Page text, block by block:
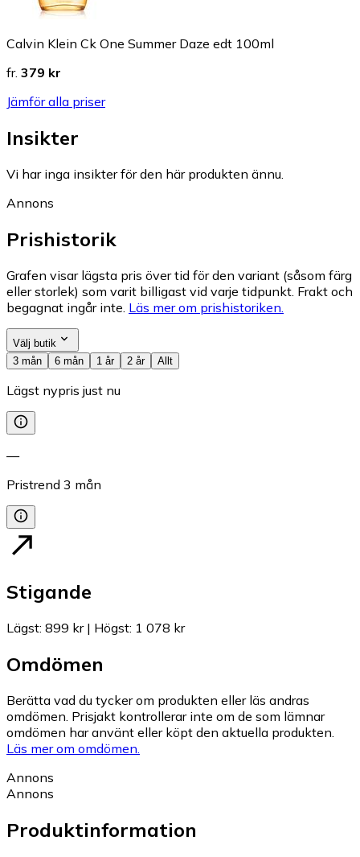
Calvin Klein Ck One Summer Daze edt 100ml
fr. 379 kr
Jämför alla priser
Insikter
Vi har inga insikter för den här produkten ännu.
Annons
Prishistorik
Grafen visar lägsta pris över tid för den variant (såsom färg
eller storlek) som varit billigast vid varje tidpunkt. Frakt och
begagnat ingår inte. Läs mer om prishistoriken.
Välj butik
3 mån
6 mån 1 år 2 år Allt
Lägst nypris just nu
—
Pristrend 3 mån
Stigande
Lägst: 899 kr| Högst: 1 078 kr
Omdömen
Berätta vad du tycker om produkten eller läs andras
omdömen. Prisjakt kontrollerar inte om de som lämnar
omdömen har använt eller köpt den aktuella produkten.
Läs mer om omdömen.
Annons
Annons
Produktinformation